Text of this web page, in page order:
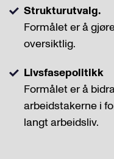
Strukturutvalg.
Formålet er å
oversiktlig.
Livsfasepolitikk
Formålet er å
arbeidstakerne i
langt arbeidsliv.